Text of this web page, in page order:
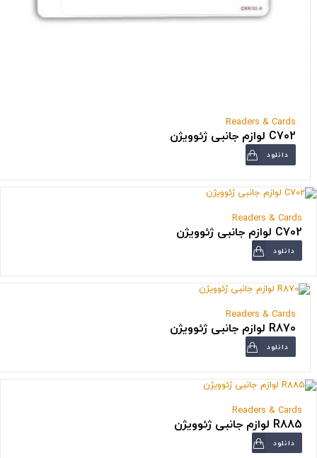
Readers & Cards
C702 لوازم جانبی ژئوویژن
دانلود
Readers & Cards
C702 لوازم جانبی ژئوویژن
دانلود
Readers & Cards
R870 لوازم جانبی ژئوویژن
دانلود
Readers & Cards
R885 لوازم جانبی ژئوویژن
دانلود